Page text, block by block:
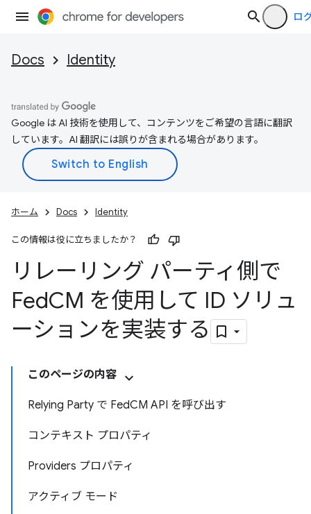
ロ
Docs Identity
Google は AI 技術を使用して、コンテンツをご希望の言語に翻訳
しています。AI 翻訳には誤りが含まれる場合があります。
ホーム Docs Identity
この情報は役に立ちましたか？
リレーリング パーティ側で
FedCM を使用して ID ソリュ
ーションを実装する
このページの内容
Relying Party で FedCM API を呼び出す
コンテキスト プロパティ
Providers プロパティ
アクティブ モード